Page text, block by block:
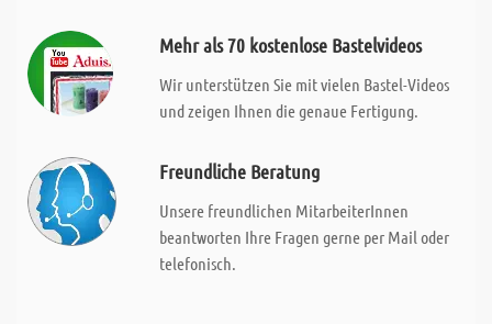
Mehr als 70 kostenlose Bastelvideos
Wir unterstützen Sie mit vielen Bastel-Videos
und zeigen Ihnen die genaue Fertigung.
Freundliche Beratung
Unsere freundlichen MitarbeiterInnen
beantworten Ihre Fragen gerne per Mail oder
telefonisch.